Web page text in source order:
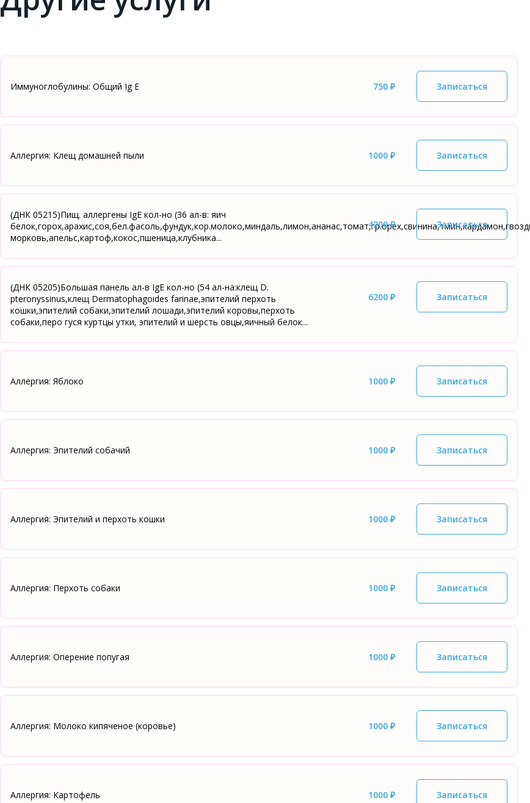
Иммуноглобулины: Общий Ig E 750 ₽ Записаться
Аллергия: Клещ домашней пыли 1000 ₽ Записаться
(ДНК 05215)Пищ. аллергены IgE кол-но (36 ал-в: яич
морковь,апельс,картоф,кокос,пшеница,клубника...
4200 ₽ Записаться
(ДНК 05205)Большая панель ал-в IgE кол-но (54 ал-на:клещ D.
pteronyssinus,клещ Dermatophagoides farinae,эпителий перхоть
кошки,эпителий собаки,эпителий лошади,эпителий коровы,перхоть
собаки,перо гуся куртцы утки, эпителий и шерсть овцы,яичный белок...
6200 ₽ Записаться
Аллергия: Яблоко 1000 ₽ Записаться
Аллергия: Эпителий собачий 1000 ₽ Записаться
Аллергия: Эпителий и перхоть кошки 1000 ₽ Записаться
Аллергия: Перхоть собаки 1000 ₽ Записаться
Аллергия: Оперение попугая 1000 ₽ Записаться
Аллергия: Молоко кипяченое (коровье) 1000 ₽ Записаться
Аллергия: Картофель 1000 ₽ Записаться